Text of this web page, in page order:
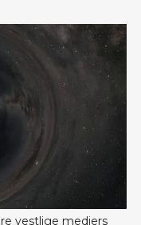
vestlige mediers